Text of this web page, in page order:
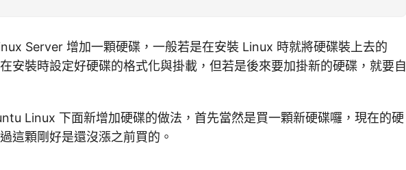
Server 增加一顆硬碟，一般若是在安裝 Linux 時就將硬碟裝上去的
安裝時設定好硬碟的格式化與掛載，但若是後來要加掛新的硬碟，就要自
Linux 下面新增加硬碟的做法，首先當然是買一顆新硬碟囉，現在的硬
這顆剛好是還沒漲之前買的。